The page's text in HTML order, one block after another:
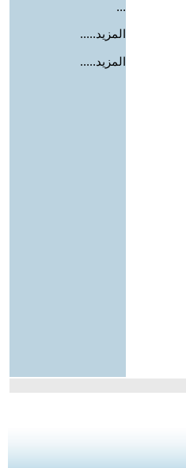
...
المزيد.....
المزيد.....